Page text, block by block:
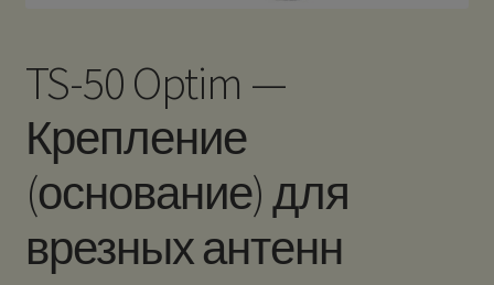
TS-50 Optim —
Крепление
(основание) для
врезных антенн